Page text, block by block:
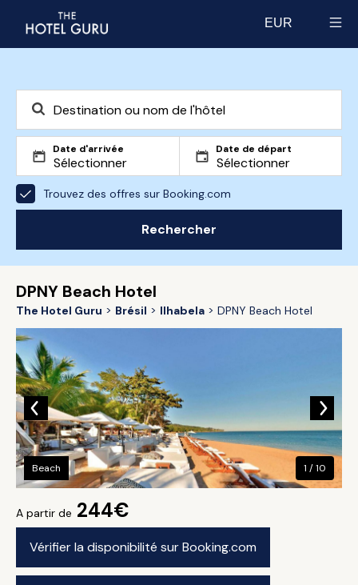
EUR
Date d'arrivée Date de départ
Trouvez des offres sur Booking.com
Rechercher
DPNY Beach Hotel
The Hotel Guru Brésil Ilhabela DPNY Beach Hotel
A partir de 244€
Vérifier la disponibilité sur Booking.com
Beach 1 / 10